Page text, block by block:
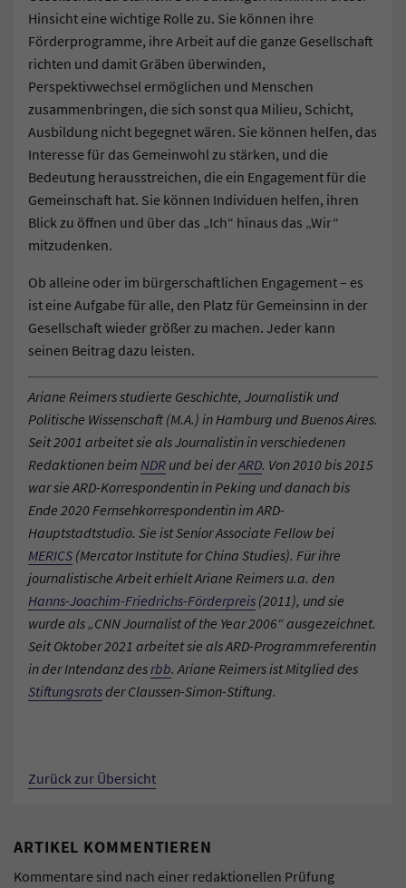
Hinsicht eine wichtige Rolle zu. Sie können ihre
Förderprogramme, ihre Arbeit auf die ganze Gesellschaft
richten und damit Gräben überwinden,
Perspektivwechsel ermöglichen und Menschen
zusammenbringen, die sich sonst qua Milieu, Schicht,
Ausbildung nicht begegnet wären. Sie können helfen, das
Interesse für das Gemeinwohl zu stärken, und die
Bedeutung herausstreichen, die ein Engagement für die
Gemeinschaft hat. Sie können Individuen helfen, ihren
Blick zu öffnen und über das „Ich“ hinaus das „Wir“
mitzudenken.
Ob alleine oder im bürgerschaftlichen Engagement – es
ist eine Aufgabe für alle, den Platz für Gemeinsinn in der
Gesellschaft wieder größer zu machen. Jeder kann
seinen Beitrag dazu leisten.
Ariane Reimers studierte Geschichte, Journalistik und
Politische Wissenschaft (M.A.) in Hamburg und Buenos Aires.
Seit 2001 arbeitet sie als Journalistin in verschiedenen
Redaktionen beim NDR und bei derARD. Von 2010 bis 2015
war sie ARD-Korrespondentin in Peking und danach bis
Ende 2020 Fernsehkorrespondentin im ARD-
Hauptstadtstudio. Sie ist Senior Associate Fellow bei
MERICS (Mercator Institute for China Studies). Für ihre
journalistische Arbeit erhielt Ariane Reimers u.a. den
Hanns-Joachim-Friedrichs-Förderpreis (2011), und sie
wurde als „CNN Journalist of the Year 2006“ ausgezeichnet.
Seit Oktober 2021 arbeitet sie als ARD-Programmreferentin
in der Intendanz des rbb. Ariane Reimers ist Mitglied des
Stiftungsratsder Claussen-Simon-Stiftung.
Zurück zur Übersicht
ARTIKEL KOMMENTIEREN
Kommentare sind nach einer redaktionellen Prüfung